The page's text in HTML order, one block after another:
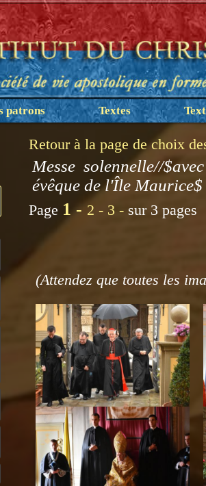
patrons Textes
Retour à la page de choix
Messe solennelle//
évêque de l'Île Maurice$
Page 1 -2 - 3 - sur 3 pages
(Attendez que toutes les